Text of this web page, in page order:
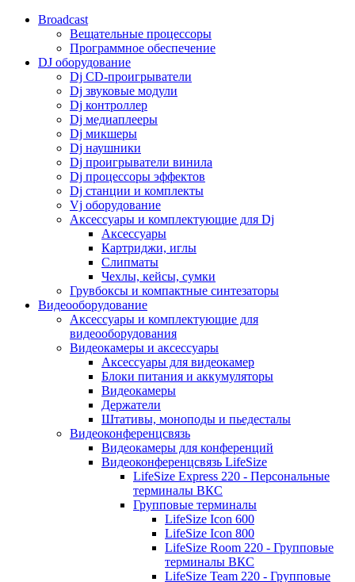
Broadcast
Вещательные процессоры
Программное обеспечение
DJ оборудование
Dj CD-проигрыватели
Dj звуковые модули
Dj контроллер
Dj медиаплееры
Dj микшеры
Dj наушники
Dj проигрыватели винила
Dj процессоры эффектов
Dj станции и комплекты
Vj оборудование
Аксессуары и комплектующие для Dj
Аксессуары
Картриджи, иглы
Слипматы
Чехлы, кейсы, сумки
Грувбоксы и компактные синтезаторы
Видеооборудование
Аксессуары и комплектующие для
видеооборудования
Видеокамеры и аксессуары
Аксессуары для видеокамер
Блоки питания и аккумуляторы
Видеокамеры
Держатели
Штативы, моноподы и пьедесталы
Видеоконференцсвязь
Видеокамеры для конференций
Видеоконференцсвязь LifeSize
LifeSize Express 220 - Персональные
терминалы ВКС
Групповые терминалы
LifeSize Icon 600
LifeSize Icon 800
LifeSize Room 220 - Групповые
терминалы ВКС
LifeSize Team 220 - Групповые